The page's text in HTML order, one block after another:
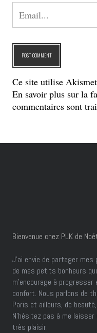
Ce site utilise
En savoir plus sur la
commentaires sont
Bienvenue chez PLK de
J’ai envie de partager
de mes petits bonheurs
m'encourage à
confort. Nous parlons de
Paris et ailleurs, de
N'hésitez pas à me
très plaisir.